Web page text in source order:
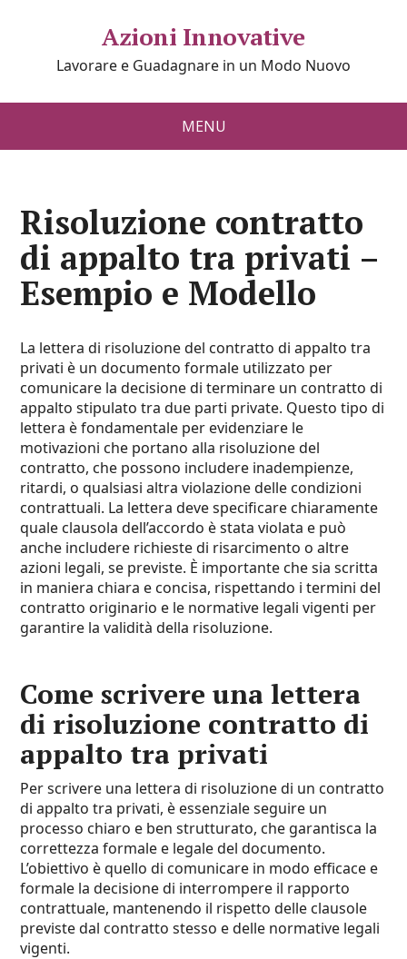
Azioni Innovative
Lavorare e Guadagnare in un Modo Nuovo
MENU
Risoluzione contratto
di appalto​ tra privati –
Esempio e Modello
La lettera di risoluzione del contratto di appalto tra
privati è un documento formale utilizzato per
comunicare la decisione di terminare un contratto di
appalto stipulato tra due parti private. Questo tipo di
lettera è fondamentale per evidenziare le
motivazioni che portano alla risoluzione del
contratto, che possono includere inadempienze,
ritardi, o qualsiasi altra violazione delle condizioni
contrattuali. La lettera deve specificare chiaramente
quale clausola dell’accordo è stata violata e può
anche includere richieste di risarcimento o altre
azioni legali, se previste. È importante che sia scritta
in maniera chiara e concisa, rispettando i termini del
contratto originario e le normative legali vigenti per
garantire la validità della risoluzione.
Come scrivere una lettera
di risoluzione contratto di
appalto​ tra privati
Per scrivere una lettera di risoluzione di un contratto
di appalto tra privati, è essenziale seguire un
processo chiaro e ben strutturato, che garantisca la
correttezza formale e legale del documento.
L’obiettivo è quello di comunicare in modo efficace e
formale la decisione di interrompere il rapporto
contrattuale, mantenendo il rispetto delle clausole
previste dal contratto stesso e delle normative legali
vigenti.